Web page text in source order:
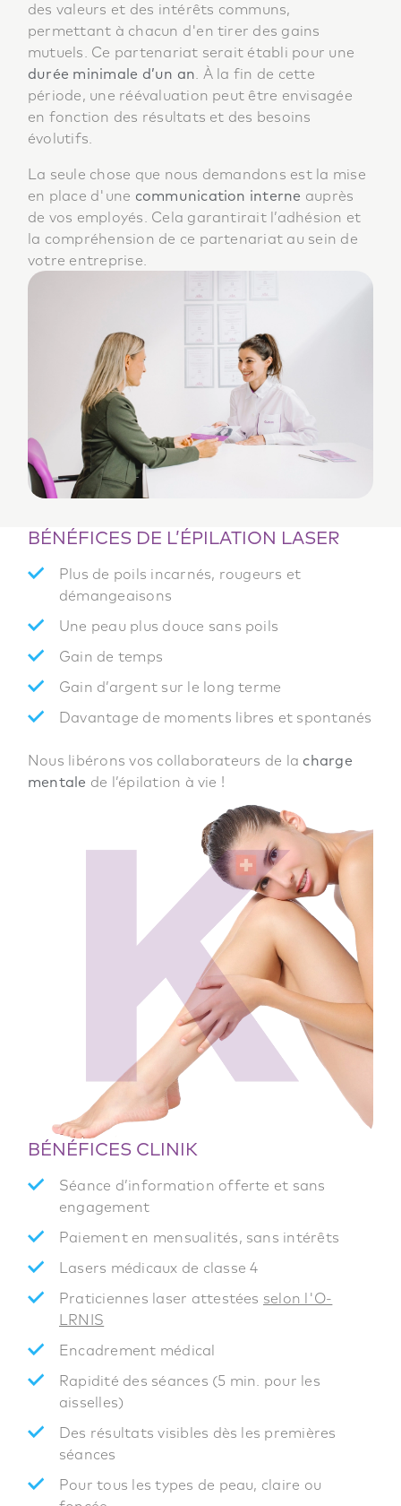
des valeurs et des intérêts communs,
permettant à chacun d'en tirer des gains
mutuels. Ce partenariat serait établi pour une
durée minimale d’un an. À la fin de cette
période, une réévaluation peut être envisagée
en fonction des résultats et des besoins
évolutifs.
La seule chose que nous demandons est la mise
en place d'une communication interne auprès
de vos employés. Cela garantirait l’adhésion et
la compréhension de ce partenariat au sein de
votre entreprise.
BÉNÉFICES DE L’ÉPILATION LASER
Plus de poils incarnés, rougeurs et
démangeaisons
Une peau plus douce sans poils
Gain de temps
Gain d’argent sur le long terme
Davantage de moments libres et spontanés
Nous libérons vos collaborateurs de la charge
mentale de l’épilation à vie !
BÉNÉFICES CLINIK
Séance d’information offerte et sans
engagement
Paiement en mensualités, sans intérêts
Lasers médicaux de classe 4
Praticiennes laser attestées selon l'O-
LRNIS
Encadrement médical
Rapidité des séances (5 min. pour les
aisselles)
Des résultats visibles dès les premières
séances
Pour tous les types de peau, claire ou